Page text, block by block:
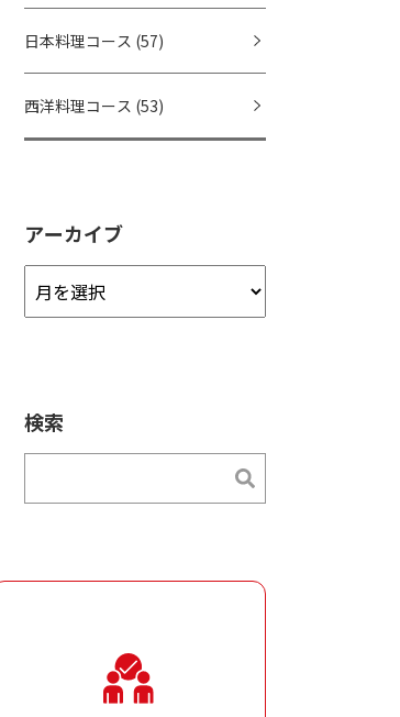
日本料理コース (57)
西洋料理コース (53)
アーカイブ
ー
検索
検索